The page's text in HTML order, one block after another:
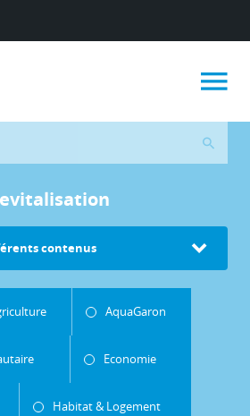
contenus
AquaGaron
Economie
Habitat & Logement